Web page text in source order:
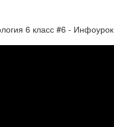
6 класс #6 - Инфоурок